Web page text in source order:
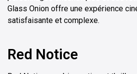
Glass Onion offre une expérience
satisfaisante et complexe.
Red Notice